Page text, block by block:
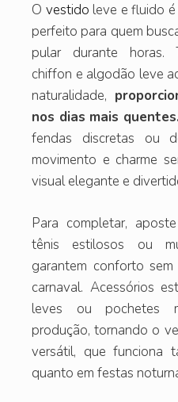
O vestido leve e fluido
perfeito para quem
pular durante horas.
chiffon e algodão leve
naturalidade,
nos dias mais quentes.
fendas discretas ou
movimento e charme
visual elegante e
Para completar,
tênis estilosos ou
garantem conforto
carnaval. Acessórios
leves ou pochetes
produção, tornando o
versátil, que funciona
quanto em festas